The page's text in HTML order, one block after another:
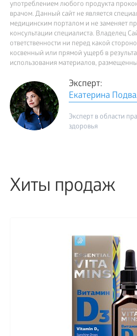
употреблением любого продукта
врачом. Данный сайт не является
медицинским порталом и не заменяет
консультации специалиста. Владелец
ответственности ни перед какой
косвенный или прямой ущерб в
использования материалов,
Эксперт:
Екатерина
Эксперт в области
здоровья
Хиты продаж